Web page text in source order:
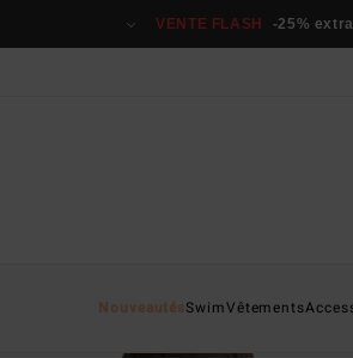
VENTE FLASH -25%
NouveautésSwimVêtements